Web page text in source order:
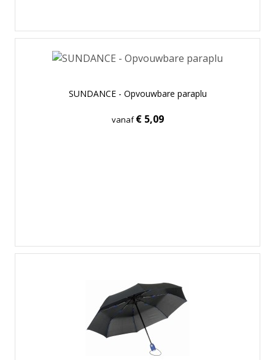
SUNDANCE - Opvouwbare paraplu
vanaf€ 5,09